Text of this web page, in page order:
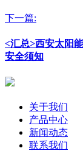
下一篇:
<汇总>西安太阳
安全须知
关于我们
产品中心
新闻动态
联系我们